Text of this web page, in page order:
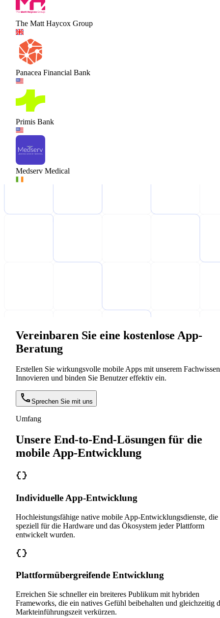
The Matt Haycox Group
Panacea Financial Bank
Primis Bank
Medserv Medical
Vereinbaren Sie eine kostenlose App-
Beratung
Erstellen Sie wirkungsvolle mobile Apps mit unserem
Innovieren und binden Sie Benutzer effektiv ein.
Sprechen Sie mit uns
Umfang
Unsere End-to-End-Lösungen für die
mobile App-Entwicklung
Individuelle App-Entwicklung
Hochleistungsfähige native mobile App-Entwicklungsdienste, die
speziell für die Hardware und das Ökosystem jeder Plattform
entwickelt wurden.
Plattformübergreifende Entwicklung
Erreichen Sie schneller ein breiteres Publikum mit hybriden
Frameworks, die ein natives Gefühl beibehalten und gleichzeitig
Markteinführungszeit verkürzen.